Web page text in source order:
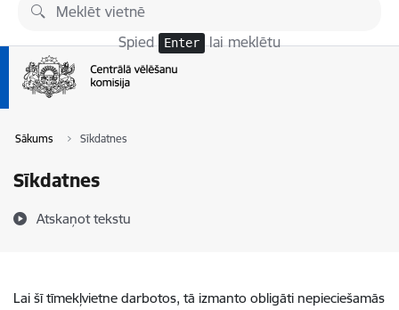
Pāriet uz lapas saturu
Spied Enter lai meklētu
Sākums Sīkdatnes
Sīkdatnes
Atskaņot tekstu
Lai šī tīmekļvietne darbotos, tā izmanto obligāti nepieciešamās